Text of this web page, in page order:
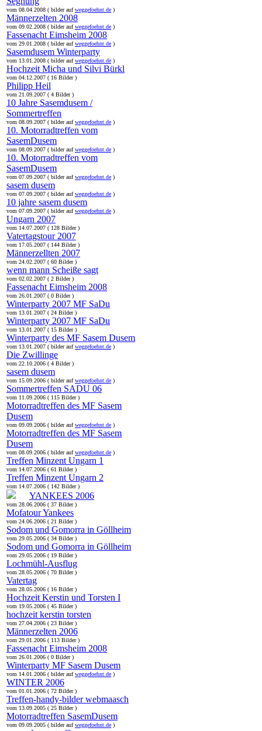
vom 08.04.2008 ( bilder aufweggefoehnt.de )
Männerzelten 2008
vom 09.02.2008 ( bilder aufweggefoehnt.de )
Fassenacht Eimsheim 2008
vom 29.01.2008 ( bilder aufweggefoehnt.de )
Sasemdusem Winterparty
vom 13.01.2008 ( bilder aufweggefoehnt.de )
Hochzeit Micha und Silvi Bürkl
vom 04.12.2007 ( 16 Bilder )
Philipp Heil
vom 21.09.2007 ( 4 Bilder )
10 Jahre Sasemdusem /
Sommertreffen
vom 08.09.2007 ( bilder aufweggefoehnt.de )
10. Motorradtreffen vom
SasemDusem
vom 08.09.2007 ( bilder aufweggefoehnt.de )
10. Motorradtreffen vom
SasemDusem
vom 07.09.2007 ( bilder aufweggefoehnt.de )
sasem dusem
vom 07.09.2007 ( bilder aufweggefoehnt.de )
10 jahre sasem dusem
vom 07.09.2007 ( bilder aufweggefoehnt.de )
Ungarn 2007
vom 14.07.2007 ( 128 Bilder )
Vatertagstour 2007
vom 17.05.2007 ( 144 Bilder )
Männerzellten 2007
vom 24.02.2007 ( 60 Bilder )
wenn mann Scheiße sagt
vom 02.02.2007 ( 2 Bilder )
Fassenacht Eimsheim 2008
vom 26.01.2007 ( 0 Bilder )
Winterparty 2007 MF SaDu
vom 13.01.2007 ( 24 Bilder )
Winterparty 2007 MF SaDu
vom 13.01.2007 ( 15 Bilder )
Winterparty des MF Sasem Dusem
vom 13.01.2007 ( bilder aufweggefoehnt.de )
Die Zwillinge
vom 22.10.2006 ( 4 Bilder )
sasem dusem
vom 15.09.2006 ( bilder aufweggefoehnt.de )
Sommertreffen SADU 06
vom 11.09.2006 ( 115 Bilder )
Motorradtreffen des MF Sasem
Dusem
vom 09.09.2006 ( bilder aufweggefoehnt.de )
Motorradtreffen des MF Sasem
Dusem
vom 08.09.2006 ( bilder aufweggefoehnt.de )
Treffen Minzent Ungarn 1
vom 14.07.2006 ( 61 Bilder )
Treffen Minzent Ungarn 2
vom 14.07.2006 ( 142 Bilder )
YANKEES 2006
vom 28.06.2006 ( 37 Bilder )
Mofatour Yankees
vom 24.06.2006 ( 21 Bilder )
Sodom und Gomorra in Göllheim
vom 29.05.2006 ( 34 Bilder )
Sodom und Gomorra in Göllheim
vom 29.05.2006 ( 19 Bilder )
Lochmühl-Ausflug
vom 28.05.2006 ( 70 Bilder )
Vatertag
vom 28.05.2006 ( 16 Bilder )
Hochzeit Kerstin und Torsten I
vom 19.05.2006 ( 45 Bilder )
hochzeit kerstin torsten
vom 27.04.2006 ( 23 Bilder )
Männerzelten 2006
vom 29.01.2006 ( 113 Bilder )
Fassenacht Eimsheim 2008
vom 26.01.2006 ( 0 Bilder )
Winterparty MF Sasem Dusem
vom 14.01.2006 ( bilder aufweggefoehnt.de )
WINTER 2006
vom 01.01.2006 ( 72 Bilder )
Treffen-handy-bilder webmaasch
vom 13.09.2005 ( 25 Bilder )
Motorradtreffen SasemDusem
vom 09.09.2005 ( bilder aufweggefoehnt.de )